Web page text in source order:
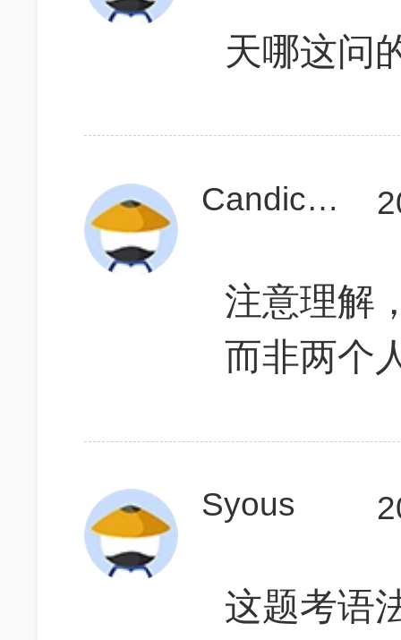
天哪这问
Candicelala
注意理解
而非两个
Syous
这题考语